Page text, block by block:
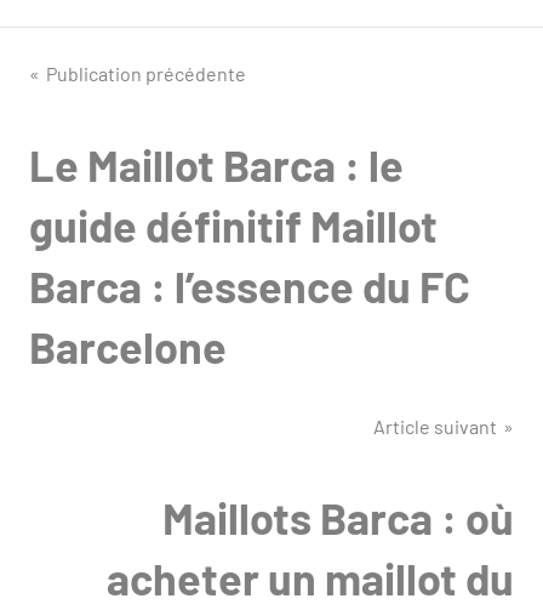
Navigation
l’article
Publication précédente
Le Maillot Barca : le
guide définitif Maillot
Barca : l’essence du FC
Barcelone
Article suivant
Maillots Barca : où
acheter un maillot du